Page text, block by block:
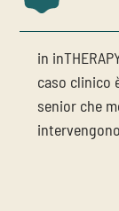
in
caso clinico
senior che